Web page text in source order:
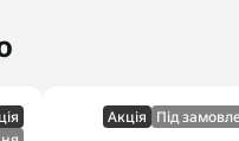
Акцiя Під